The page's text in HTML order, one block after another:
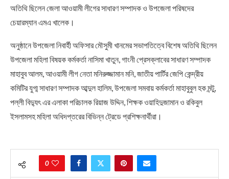
অতিথি ছিলেন জেলা আওয়ামী লীগের সাধারণ সম্পাদক ও উপজেলা পরিষদের
চেয়ারম্যান এমএ খালেক।
অনুষ্ঠানে উপজেলা নিবার্হী অফিসার মৌসুমী খানমের সভাপতিত্বে বিশেষ অতিথি ছিলেন
উপজেলা মহিলা বিষয়ক কর্মকর্তা নাসিমা খাতুন, গাংনী প্রেসক্লাবের সাধারণ সম্পাদক
মাহাবুব আলম, আওয়ামী লীগ নেতা মনিরুজ্জামান মনি, জাতীয় পার্টির জেপি কেন্দ্রীয়
কমিটির যুগ্ম সাধারণ সম্পাদক আব্দুল হালিম, উপজেলা সমবায় কর্মকর্তা মাহাবুবুল হক মন্টু,
পল্লী বিদ্যুৎ এর এলাকা পরিচালক রিয়াজ উদ্দিন, শিক্ষক ওয়াহিদুজামান ও রকিবুল
ইসলামসহ মহিলা অধিদপ্তরের বিভিন্ন ট্রেডে প্রশিক্ষনার্থীরা।
0